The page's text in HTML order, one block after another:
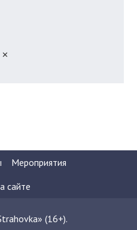
✕
Мероприятия
сайте
(16+).